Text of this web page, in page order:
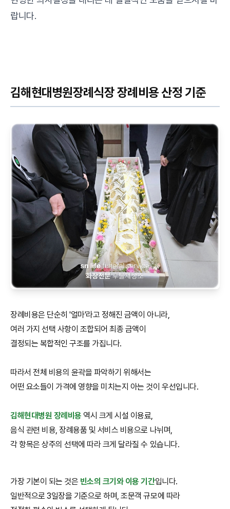
랍니다.
김해현대병원장례식장 장례비용 산정 기준
장례비용은 단순히 '얼마'라고 정해진 금액이 아니라,
여러 가지 선택 사항이 조합되어 최종 금액이
결정되는 복합적인 구조를 가집니다.
따라서 전체 비용의 윤곽을 파악하기 위해서는
어떤 요소들이 가격에 영향을 미치는지 아는 것이 우선입니다.
김해현대병원 장례비용 역시 크게 시설 이용료,
음식 관련 비용, 장례용품 및 서비스 비용으로 나뉘며,
각 항목은 상주의 선택에 따라 크게 달라질 수 있습니다.
가장 기본이 되는 것은 빈소의 크기와 이용 기간입니다.
일반적으로 3일장을 기준으로 하며, 조문객 규모에 따라